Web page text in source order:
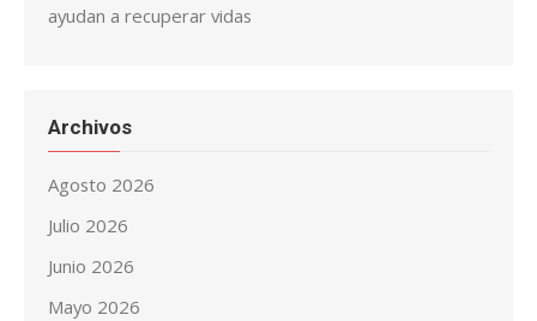
ayudan a recuperar vidas
Archivos
Agosto 2026
Julio 2026
Junio 2026
Mayo 2026